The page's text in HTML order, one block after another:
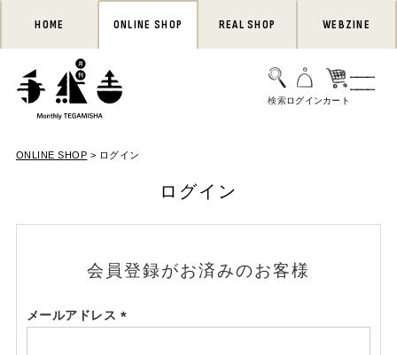
HOME ONLINE SHOP REAL SHOP WEBZINE
ONLINE SHOP ログイン
ログイン
会員登録がお済みのお客様
メールアドレス